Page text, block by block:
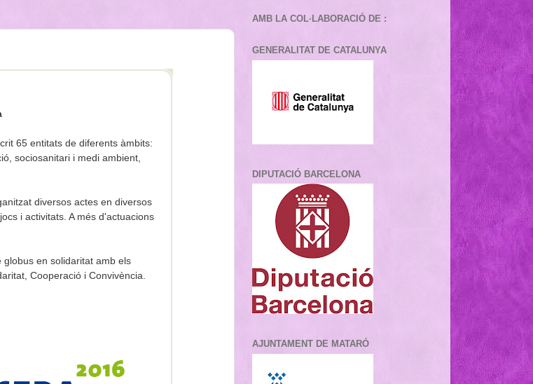
65 entitats de diferents àmbits:
sociosanitari i medi ambient,
diversos actes en diversos
i activitats. A més d'actuacions
globus en solidaritat amb els
Cooperació i Convivència.
AMB LA COL·LABORACIÓ DE :
GENERALITAT DE CATALUNYA
DIPUTACIÓ BARCELONA
AJUNTAMENT DE MATARÓ